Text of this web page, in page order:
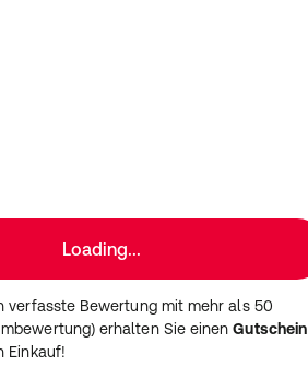
Loading...
verfasste Bewertung mit mehr als 50
erhalten Sie einenGutschein
Einkauf!